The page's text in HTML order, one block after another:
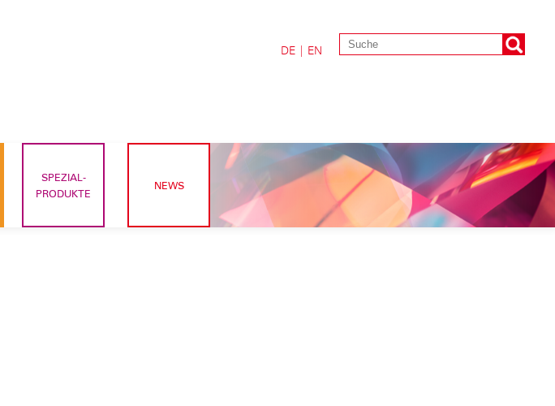
DE | EN
SPEZIAL-
PRODUKTE
NEWS